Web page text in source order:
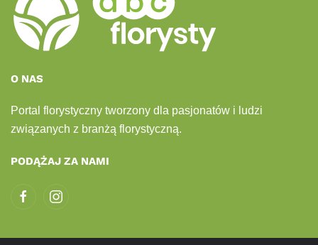
O NAS
Portal florystyczny tworzony dla pasjonatów i ludzi
związanych z branżą florystyczną.
PODĄŻAJ ZA NAMI